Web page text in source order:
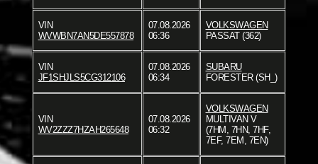
VIN
WVWBN7AN5DE557878
07.08.2026
06:36
VOLKSWAGEN
PASSAT (362)
VIN
JF1SHJLS5CG312106
07.08.2026
06:34
SUBARU
FORESTER (SH_)
VIN
WV2ZZZ7HZAH265648
07.08.2026
06:32
VOLKSWAGEN
MULTIVAN V
(7HM, 7HN, 7HF,
7EF, 7EM, 7EN)